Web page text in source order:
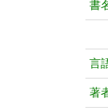
書
言
著